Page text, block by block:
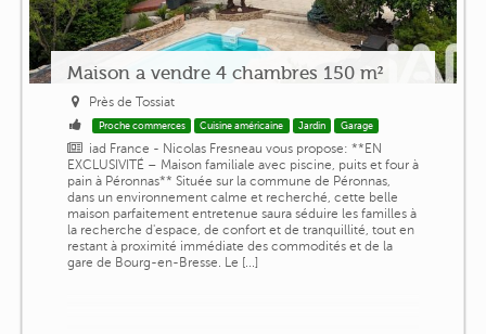
Maison a vendre 4 chambres 150 m²
Près de Tossiat
Proche commerces Cuisine américaine Jardin Garage
iad France - Nicolas Fresneau vous propose: **EN
EXCLUSIVITÉ – Maison familiale avec piscine, puits et four à
pain à Péronnas** Située sur la commune de Péronnas,
dans un environnement calme et recherché, cette belle
maison parfaitement entretenue saura séduire les familles à
la recherche d'espace, de confort et de tranquillité, tout en
restant à proximité immédiate des commodités et de la
gare de Bourg-en-Bresse. Le [...]